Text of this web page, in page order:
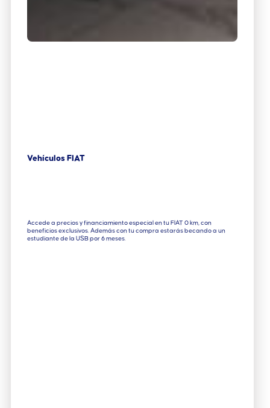
Vehículos FIAT
Accede a precios y financiamiento especial en tu FIAT 0 km, con
beneficios exclusivos. Además con tu compra estarás becando a un
estudiante de la USB por 6 meses.